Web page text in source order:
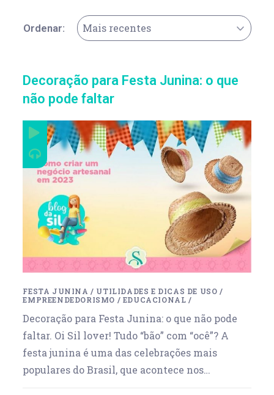
Ordenar: Mais recentes
Decoração para Festa Junina: o que
não pode faltar
FESTA JUNINA / UTILIDADES E DICAS DE USO /
EMPREENDEDORISMO / EDUCACIONAL /
Decoração para Festa Junina: o que não pode
faltar. Oi Sil lover! Tudo “bão” com “ocê”? A
festa junina é uma das celebrações mais
populares do Brasil, que acontece nos…